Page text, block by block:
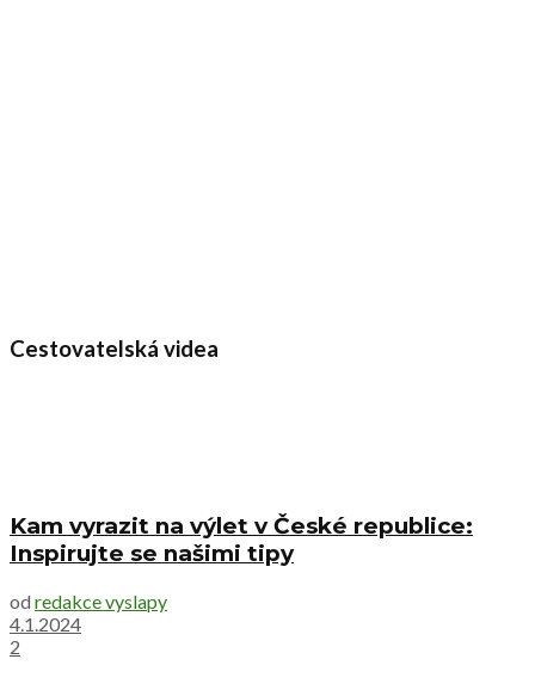
Cestovatelská videa
Kam vyrazit na výlet v České republice:
Inspirujte se našimi tipy
od redakce vyslapy
4.1.2024
2